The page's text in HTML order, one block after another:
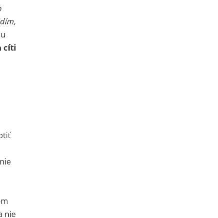
cíti
nie